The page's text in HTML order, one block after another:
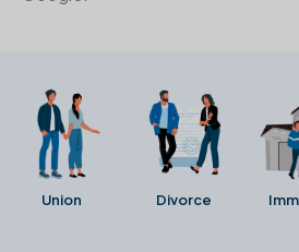
Union Divorce